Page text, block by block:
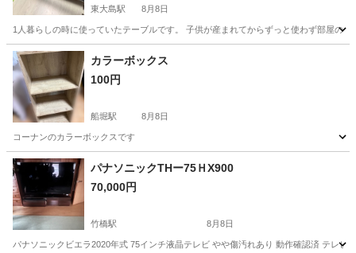
東大島駅 8月8日
1人暮らしの時に使っていたテーブルです。 子供が産まれてからずっと使わず部屋の
東京 江東区 東大島駅
カラーボックス
100円
船堀駅 8月8日
コーナンのカラーボックスです
東京 江戸川区 パナソニックTHー75ＨX900
70,000円
竹橋駅 8月8日
パナソニックビエラ2020年式 75インチ液晶テレビ やや傷汚れあり 動作確認済 テレビ